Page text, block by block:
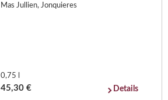
Mas Jullien, Jonquieres
0,75 l
45,30 € Details